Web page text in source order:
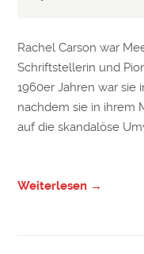
Player
Rachel Carson war
Schriftstellerin und
1960er Jahren war sie
nachdem sie in ihrem
auf die skandalöse
Weiterlesen →